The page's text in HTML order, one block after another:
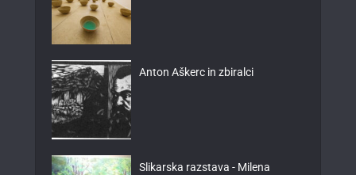
Anton Aškerc in zbiralci
Slikarska razstava - Milena